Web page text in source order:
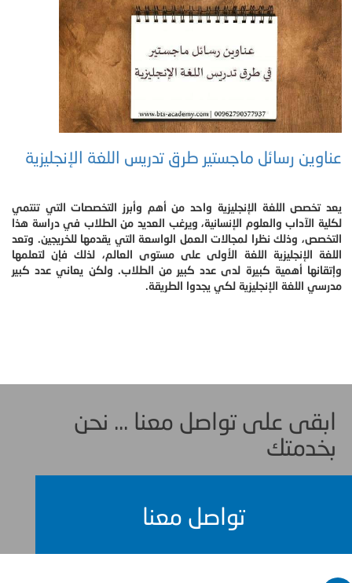
عناوين رسائل ماجستير طرق تدريس اللغة الإنجليزية
يعد تخصص اللغة الإنجليزية واحد من أهم وأبرز التخصصات التي تنتمي
لكلية الآداب والعلوم الإنسانية، ويرغب العديد من الطلاب في دراسة هذا
التخصص، وذلك نظرا لمجالات العمل الواسعة التي يقدمها للخريجين. وتعد
اللغة الإنجليزية اللغة الأولى على مستوى العالم، لذلك فإن لتعلمها
وإتقانها أهمية كبيرة لدى عدد كبير من الطلاب. ولكن يعاني عدد كبير
مدرسي اللغة الإنجليزية لكي يجدوا الطريقة.
ابقى على تواصل معنا ... نحن
بخدمتك
تواصل معنا